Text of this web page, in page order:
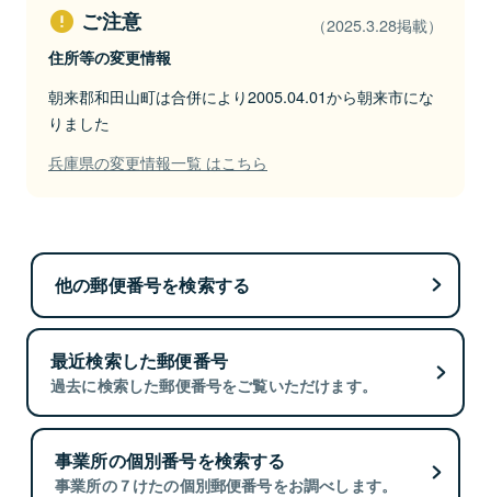
ご注意 （2025.3.28掲載）
住所等の変更情報
朝来郡和田山町は合併により2005.04.01から朝来市にな
りました
兵庫県の変更情報一覧 はこちら
他の郵便番号を検索する
最近検索した郵便番号
過去に検索した郵便番号をご覧いただけます。
事業所の個別番号を検索する
事業所の７けたの個別郵便番号をお調べします。